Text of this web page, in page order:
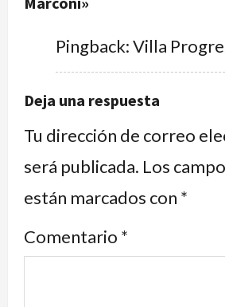
Pingback:Villa
Deja una respuesta
Tu dirección de correo
será publicada. Los
están marcados con *
Comentario *